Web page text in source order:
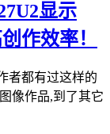
显示
作效率！
者都有过这样的
像作品,到了其它